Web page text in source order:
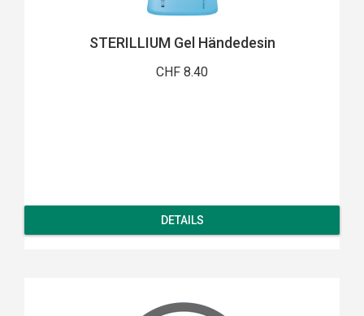
STERILLIUM Gel Händedesin
CHF 8.40
DETAILS